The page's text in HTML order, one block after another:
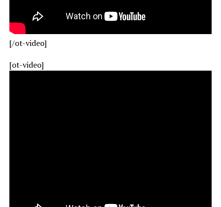
[/ot-video]
[ot-video]